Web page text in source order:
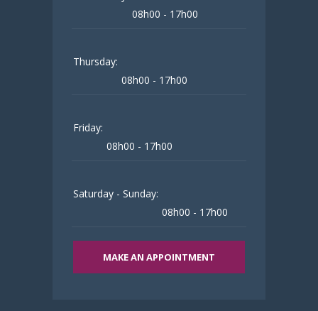
08h00 - 17h00
Thursday:
08h00 - 17h00
Friday:
08h00 - 17h00
Saturday - Sunday:
08h00 - 17h00
MAKE AN APPOINTMENT